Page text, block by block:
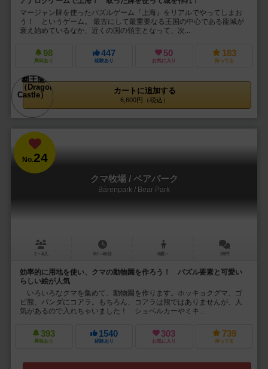
マージャン牌を使ったパズルゲーム『上海』をリアルでやってしまお
う！ というゲーム。 最古にして最重要なる王国の中心である龍城が
衰え始めているなか、近くの国の領主となって、次...
98
興味あり
447
経験あり
50
お気に入り
183
持ってる
カートに追加する
6,600円（税込）
No.24
クマ牧場 / ベアパーク
Bärenpark / Bear Park
2～4人 30～45分 8歳～ 38件
効率的に用地を使い、クマの動物園を作ろう！ パズル要素と可愛い
らしい絵が人気
いろいろなクマを集めて、動物園を作ります。ホッキョクグマ、ゴ
ビ熊、パンダにコアラ。もちろん、コアラは熊ではありませんが、人
気があるので入れちゃいました！ ショベルカーやミキ...
393
興味あり
1540
経験あり
303
お気に入り
739
持ってる